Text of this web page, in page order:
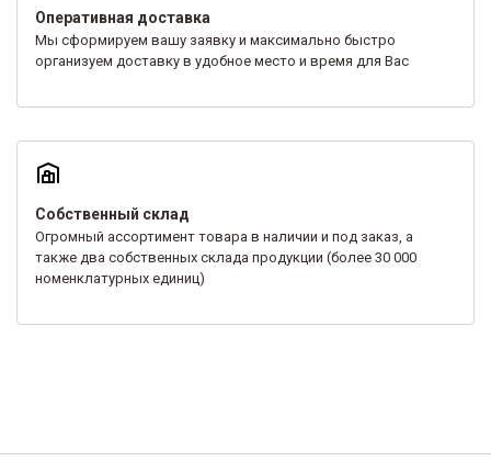
Оперативная доставка
Мы сформируем вашу заявку и максимально быстро
организуем доставку в удобное место и время для Вас
Собственный склад
Огромный ассортимент товара в наличии и под заказ, а
также два собственных склада продукции (более 30 000
номенклатурных единиц)